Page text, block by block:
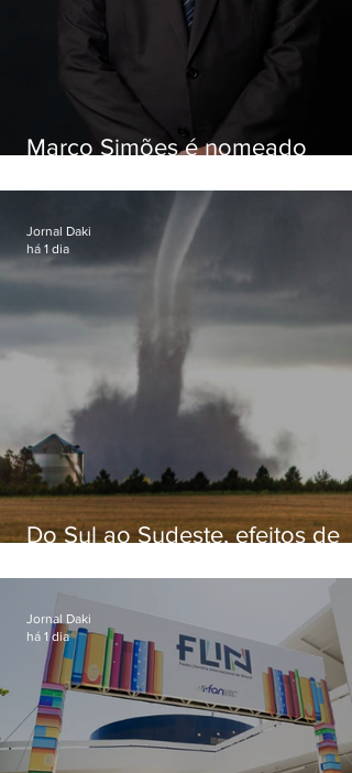
Marco Simões é nomeado
Do Sul ao Sudeste, efeitos de
apreensão na população
Jornal Daki
há 1 dia
Jornal Daki
há 1 dia